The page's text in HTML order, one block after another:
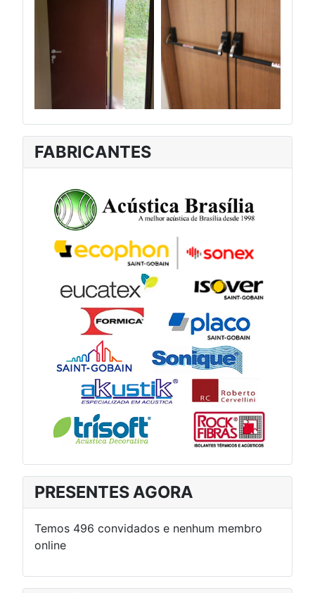
FABRICANTES
PRESENTES AGORA
Temos 496 convidados e nenhum membro
online